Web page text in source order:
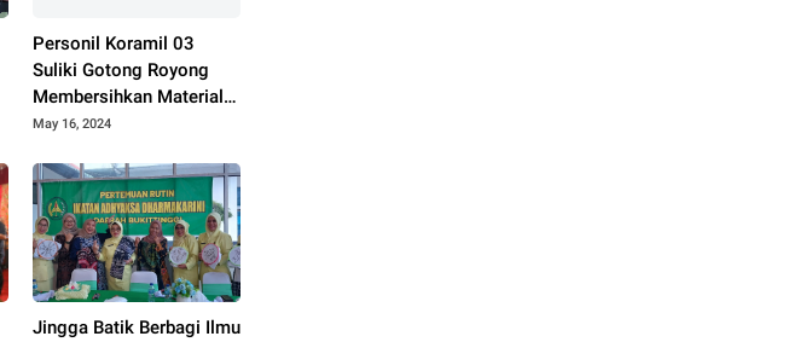
Personil Koramil 03
Suliki Gotong Royong
Membersihkan Material
Longsor Yang Menimpa
May 16, 2024
Jingga Batik Berbagi Ilmu